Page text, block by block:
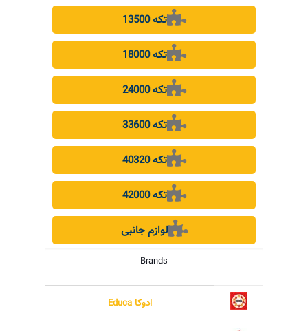
13500 تکه
18000 تکه
24000 تکه
33600 تکه
40320 تکه
42000 تکه
لوازم جانبی
Brands
ادوکا Educa